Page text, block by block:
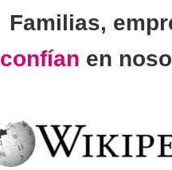
Familias,
confían en